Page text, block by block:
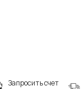
Запросить счет